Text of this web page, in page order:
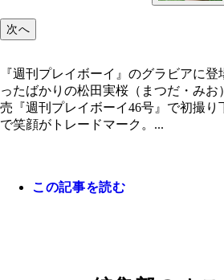
次へ
『週刊プレイボーイ』のグラビアに
ったばかりの松田実桜（まつだ・みお
売『週刊プレイボーイ46号』で初撮
で笑顔がトレードマーク。...
この記事を読む